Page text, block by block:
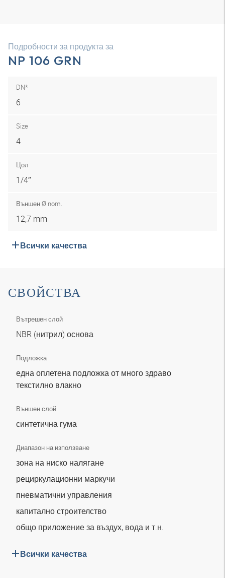
Подробности за продукта за
NP 106 GRN
DN*
6
Size
4
Цол
1/4″
Външен Ø nom.
12,7 mm
Всички качества
СВОЙСТВА
Вътрешен слой
NBR (нитрил) основа
Подложка
една оплетена подложка от много здраво
текстилно влакно
Външен слой
синтетична гума
Диапазон на използване
зона на ниско налягане
рециркулационни маркучи
пневматични управления
капитално строителство
общо приложение за въздух, вода и т.н.
Всички качества